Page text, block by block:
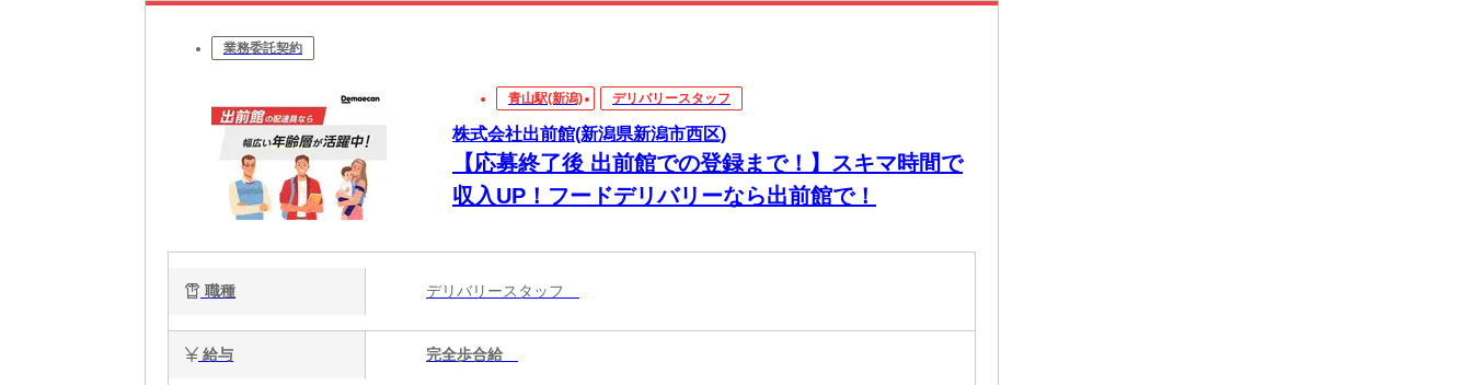
業務委託契約
青山駅(新潟) デリバリースタッフ
株式会社出前館(新潟県新潟市西区)
【応募終了後 出前館での登録まで！】スキマ時間で
収入UP！フードデリバリーなら出前館で！
職種 デリバリースタッフ
給与 完全歩合給